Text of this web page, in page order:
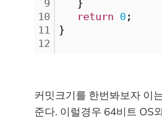
9
10
11
12
}
return 0 ;
}
커밋크기를 한번봐보자 이
준다. 이럴경우 64비트 OS